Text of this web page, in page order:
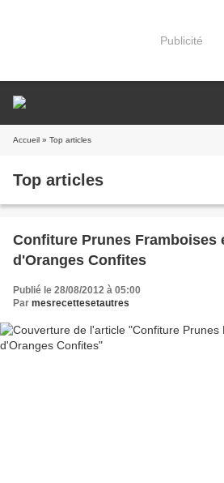
Publicité
Accueil » Top articles
Top articles
Confiture Prunes Framboises
d'Oranges Confites
Publié le 28/08/2012 à 05:00
Par mesrecettesetautres